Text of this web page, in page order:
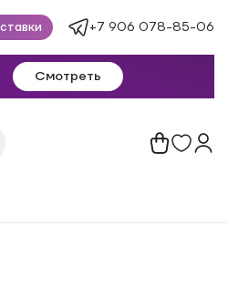
+7 906 078-85-06
Смотреть